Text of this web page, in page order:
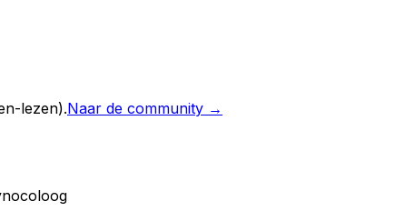
lezen).Naar de community →